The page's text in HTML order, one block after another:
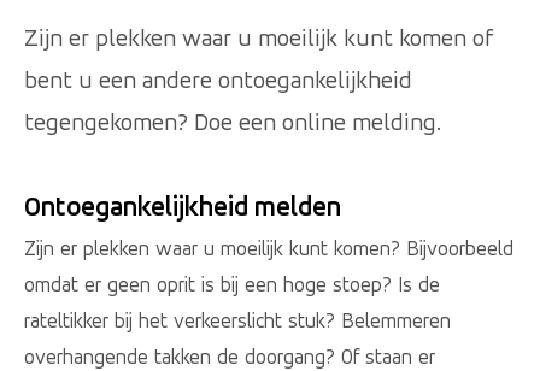
Zijn er plekken waar u moeilijk kunt komen of
bent u een andere ontoegankelijkheid
tegengekomen? Doe een online melding.
Ontoegankelijkheid melden
Zijn er plekken waar u moeilijk kunt komen? Bijvoorbeeld
omdat er geen oprit is bij een hoge stoep? Is de
rateltikker bij het verkeerslicht stuk? Belemmeren
overhangende takken de doorgang? Of staan er